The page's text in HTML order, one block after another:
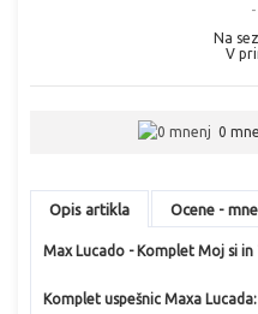
-
Na
V
0
Opis artikla Ocene -
Max Lucado - Komplet Moj si
Komplet uspešnic Maxa